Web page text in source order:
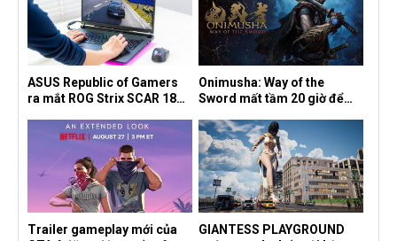
ASUS Republic of Gamers
ra mắt ROG Strix SCAR 18
Onimusha: Way of the
Sword mất tầm 20 giờ để
dành cho newbie và lão làng
Trailer gameplay mới của
GIANTESS PLAYGROUND